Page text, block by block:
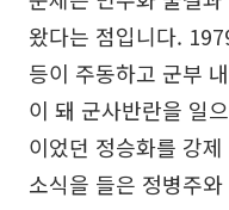
왔다는 점입니다.
등이 주동하고 군부
이 돼 군사반란을 일
이었던 정승화를 강
소식을 들은 정병주